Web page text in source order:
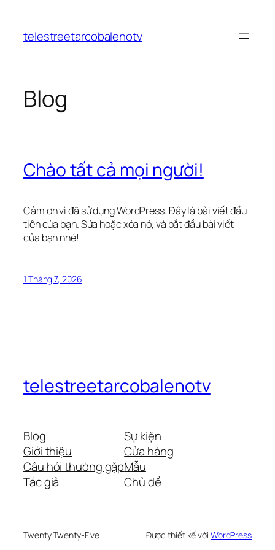
phầntelestreetarcobalenotv
Blog
Chào tất cả mọi người!
Cảm ơn vì đã sử dụng WordPress. Đây là bài viết đầu
tiên của bạn. Sửa hoặc xóa nó, và bắt đầu bài viết
của bạn nhé!
1 Tháng 7, 2026
telestreetarcobalenotv
Blog
Giới thiệu
Câu hỏi thường gặp
Tác giả
Sự kiện
Cửa hàng
Mẫu
Chủ đề
Twenty Twenty-Five Được thiết kế với WordPress